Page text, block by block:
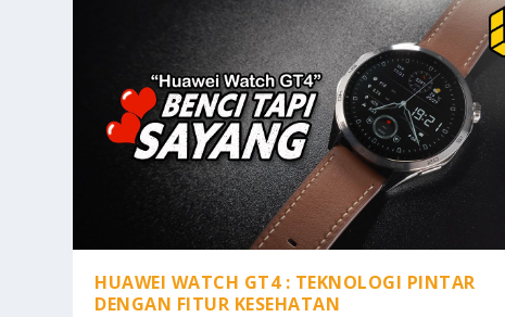
HUAWEI WATCH GT4 : TEKNOLOGI PINTAR
DENGAN FITUR KESEHATAN